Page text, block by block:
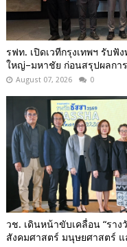
รฟท. เปิดเวทีกรุงเทพฯ รับฟั
ใหญ่–มหาชัย ก่อนสรุปผลกา
August 07, 2026 0
วช. เดินหน้าขับเคลื่อน “รา
สังคมศาสตร์ มนุษยศาสตร์